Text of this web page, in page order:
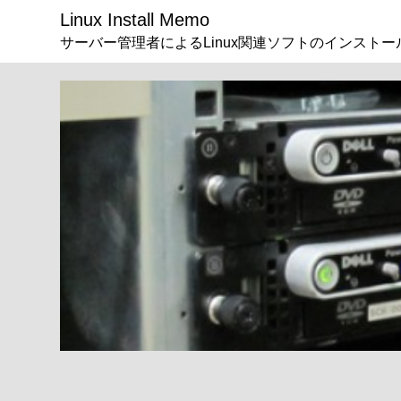
Linux Install Memo
サーバー管理者によるLinux関連ソフトのインストー